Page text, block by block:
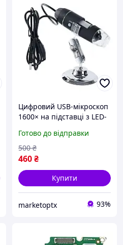
Цифровий USB-мікроскоп
1600× на підставці з LED-
ремонту та досліджень
Готово до відправки
460₴
500 ₴
Купити
marketoptx 93%